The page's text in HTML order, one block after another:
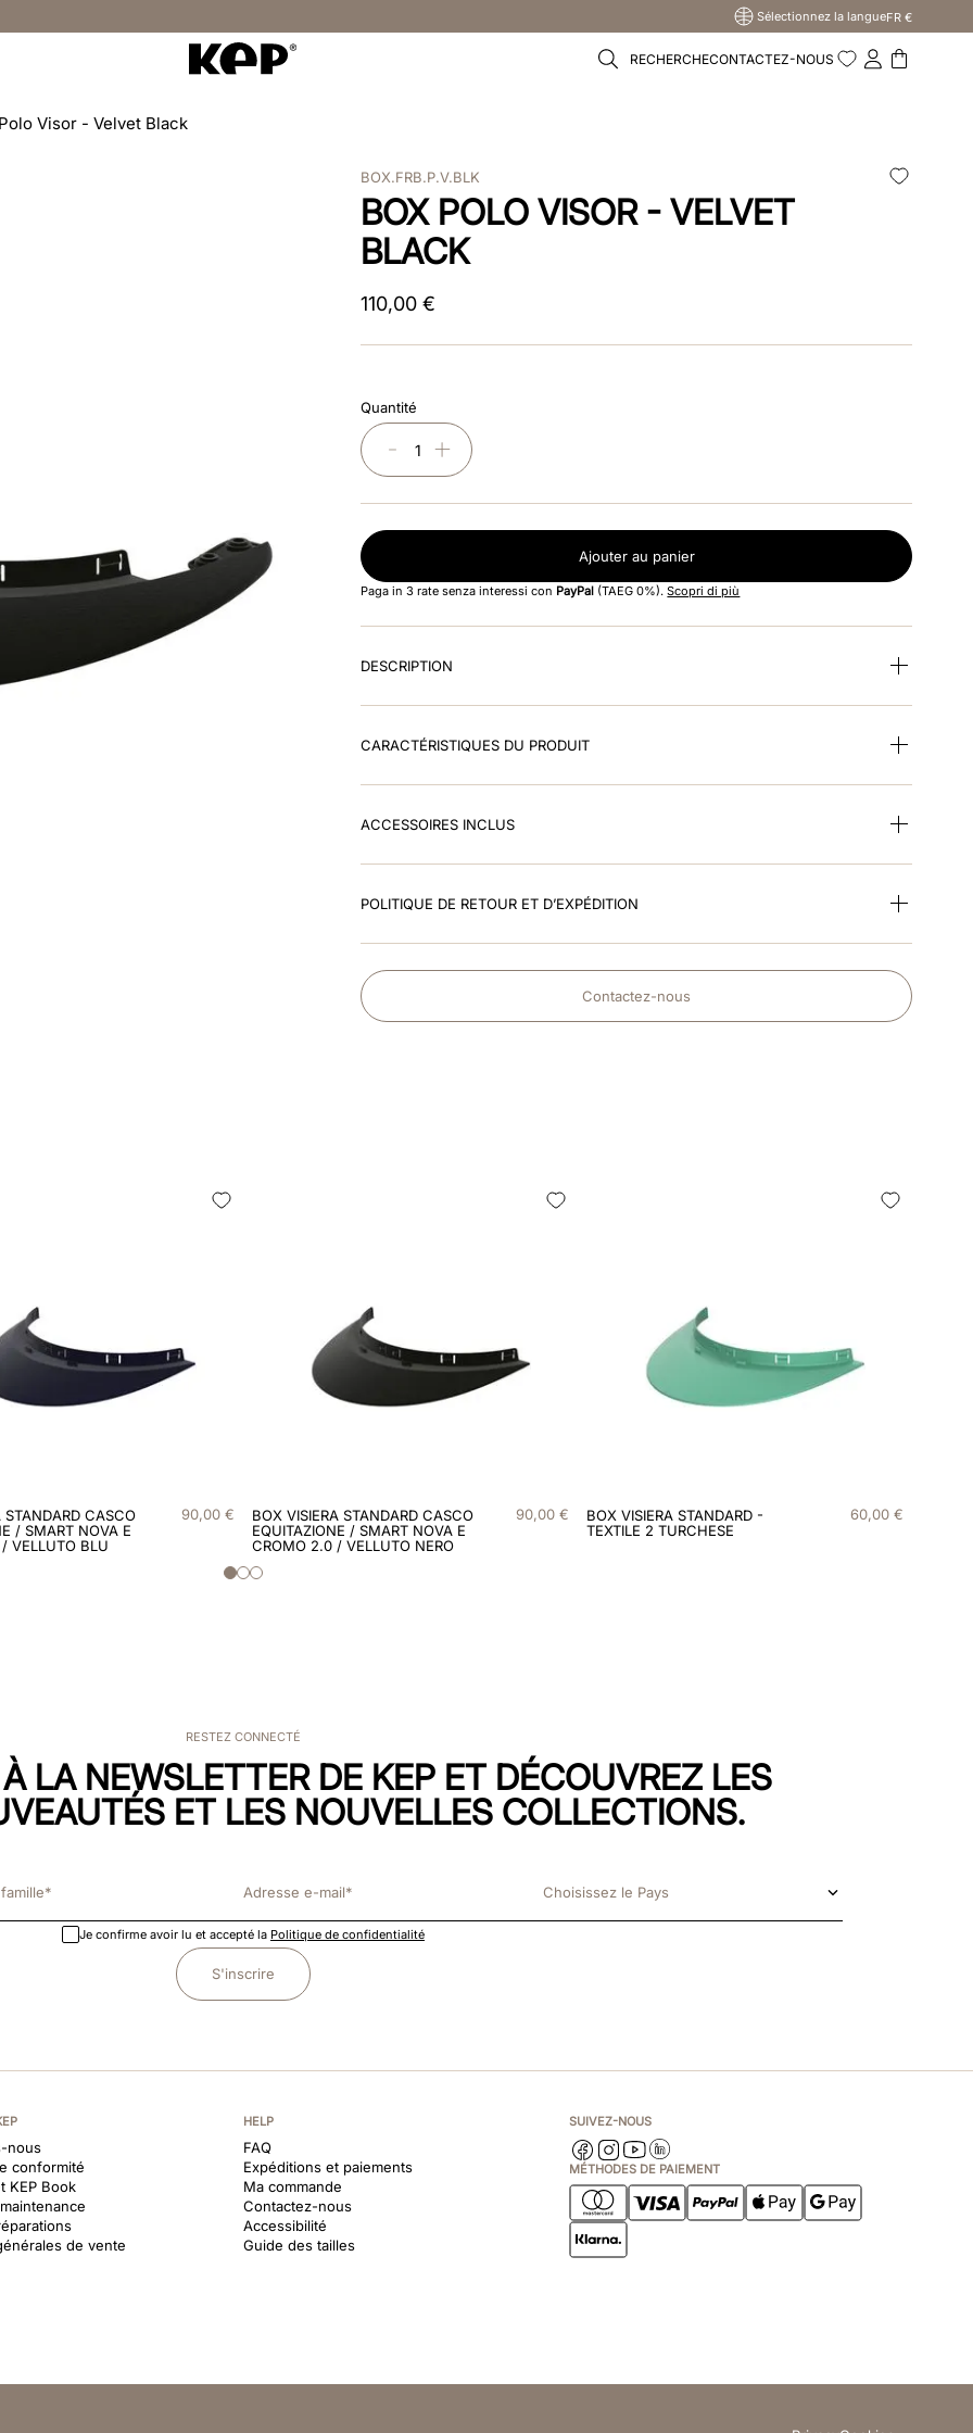
Sélectionnez la langueFR €
RECHERCHECONTACTEZ-NOUS
Visor - Velvet Black
BOX.FRB.P.V.BLK
BOX POLO VISOR - VELVET
BLACK
110,00 €
Quantité
＋
－
Ajouter au panier
Paga in 3 rate senza interessi con PayPal (TAEG 0%).Scopri di più
DESCRIPTION
CARACTÉRISTIQUES DU PRODUIT
ACCESSOIRES INCLUS
POLITIQUE DE RETOUR ET D’EXPÉDITION
Contactez-nous
STANDARD CASCO
/ SMART NOVA E
VELLUTO BLU
90,00 €
BOX VISIERA STANDARD CASCO
EQUITAZIONE / SMART NOVA E
CROMO 2.0 / VELLUTO NERO
90,00 €
BOX VISIERA STANDARD -
TEXTILE 2 TURCHESE
60,00 €
RESTEZ CONNECTÉ
LA NEWSLETTER DE KEP ET DÉCOUVREZ LES
ET LES NOUVELLES COLLECTIONS.
Choisissez le Pays
Je confirme avoir lu et accepté la Politique de confidentialité
S'inscrire
nous
conformité
KEP Book
de vente
HELP
FAQ
Expéditions et paiements
Ma commande
Contactez-nous
Accessibilité
Guide des tailles
SUIVEZ-NOUS
MÉTHODES DE PAIEMENT